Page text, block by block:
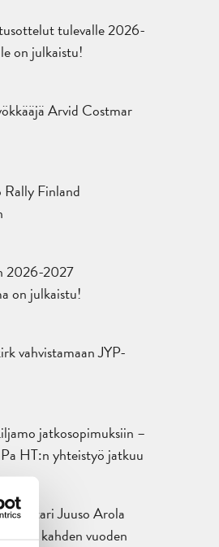
tulevalle 2026-
on julkaistu!
Arvid Costmar
Rally Finland
2026-2027
on julkaistu!
vahvistamaan JYP-
jatkosopimuksiin –
HT:n yhteistyö jatkuu
mestari Juuso Arola
kahden vuoden